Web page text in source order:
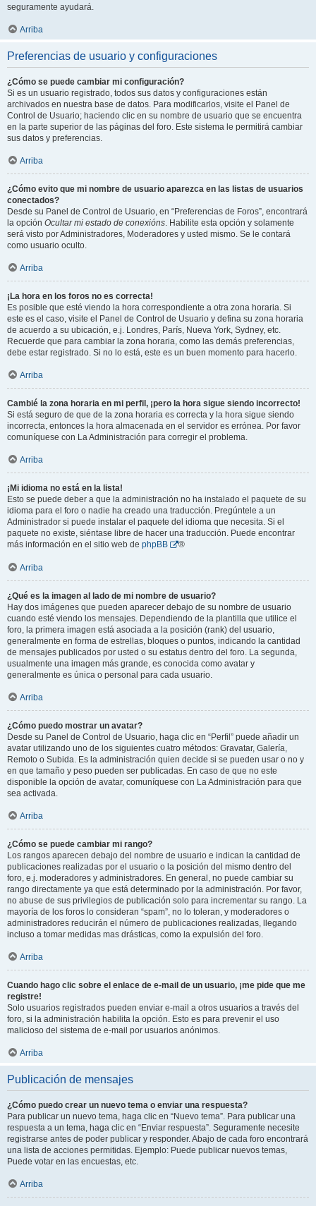
seguramente ayudará.
Arriba
Preferencias de usuario y configuraciones
¿Cómo se puede cambiar mi configuración?
Si es un usuario registrado, todos sus datos y configuraciones están
archivados en nuestra base de datos. Para modificarlos, visite el Panel de
Control de Usuario; haciendo clic en su nombre de usuario que se encuentra
en la parte superior de las páginas del foro. Este sistema le permitirá cambiar
sus datos y preferencias.
Arriba
¿Cómo evito que mi nombre de usuario aparezca en las listas de usuarios
conectados?
Desde su Panel de Control de Usuario, en “Preferencias de Foros”, encontrará
la opción Ocultar mi estado de conexións. Habilite esta opción y solamente
será visto por Administradores, Moderadores y usted mismo. Se le contará
como usuario oculto.
Arriba
¡La hora en los foros no es correcta!
Es posible que esté viendo la hora correspondiente a otra zona horaria. Si
este es el caso, visite el Panel de Control de Usuario y defina su zona horaria
de acuerdo a su ubicación, e.j. Londres, París, Nueva York, Sydney, etc.
Recuerde que para cambiar la zona horaria, como las demás preferencias,
debe estar registrado. Si no lo está, este es un buen momento para hacerlo.
Arriba
Cambié la zona horaria en mi perfil, ¡pero la hora sigue siendo incorrecto!
Si está seguro de que de la zona horaria es correcta y la hora sigue siendo
incorrecta, entonces la hora almacenada en el servidor es errónea. Por favor
comuníquese con La Administración para corregir el problema.
Arriba
¡Mi idioma no está en la lista!
Esto se puede deber a que la administración no ha instalado el paquete de su
idioma para el foro o nadie ha creado una traducción. Pregúntele a un
Administrador si puede instalar el paquete del idioma que necesita. Si el
paquete no existe, siéntase libre de hacer una traducción. Puede encontrar
más información en el sitio web de phpBB ®
Arriba
¿Qué es la imagen al lado de mi nombre de usuario?
Hay dos imágenes que pueden aparecer debajo de su nombre de usuario
cuando esté viendo los mensajes. Dependiendo de la plantilla que utilice el
foro, la primera imagen está asociada a la posición (rank) del usuario,
generalmente en forma de estrellas, bloques o puntos, indicando la cantidad
de mensajes publicados por usted o su estatus dentro del foro. La segunda,
usualmente una imagen más grande, es conocida como avatar y
generalmente es única o personal para cada usuario.
Arriba
¿Cómo puedo mostrar un avatar?
Desde su Panel de Control de Usuario, haga clic en “Perfil” puede añadir un
avatar utilizando uno de los siguientes cuatro métodos: Gravatar, Galería,
Remoto o Subida. Es la administración quien decide si se pueden usar o no y
en que tamaño y peso pueden ser publicadas. En caso de que no este
disponible la opción de avatar, comuníquese con La Administración para que
sea activada.
Arriba
¿Cómo se puede cambiar mi rango?
Los rangos aparecen debajo del nombre de usuario e indican la cantidad de
publicaciones realizadas por el usuario o la posición del mismo dentro del
foro, e.j. moderadores y administradores. En general, no puede cambiar su
rango directamente ya que está determinado por la administración. Por favor,
no abuse de sus privilegios de publicación solo para incrementar su rango. La
mayoría de los foros lo consideran “spam”, no lo toleran, y moderadores o
administradores reducirán el número de publicaciones realizadas, llegando
incluso a tomar medidas mas drásticas, como la expulsión del foro.
Arriba
Cuando hago clic sobre el enlace de e-mail de un usuario, ¡me pide que me
registre!
Solo usuarios registrados pueden enviar e-mail a otros usuarios a través del
foro, si la administración habilita la opción. Esto es para prevenir el uso
malicioso del sistema de e-mail por usuarios anónimos.
Arriba
Publicación de mensajes
¿Cómo puedo crear un nuevo tema o enviar una respuesta?
Para publicar un nuevo tema, haga clic en “Nuevo tema”. Para publicar una
respuesta a un tema, haga clic en “Enviar respuesta”. Seguramente necesite
registrarse antes de poder publicar y responder. Abajo de cada foro encontrará
una lista de acciones permitidas. Ejemplo: Puede publicar nuevos temas,
Puede votar en las encuestas, etc.
Arriba